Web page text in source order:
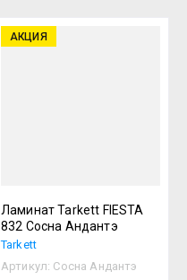
АКЦИЯ
Ламинат Tarkett FIESTA
832 Сосна Андантэ
Tarkett
Артикул: Сосна Андантэ